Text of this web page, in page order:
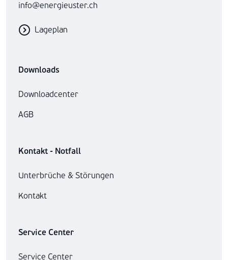
info@energieuster.ch
Lageplan
Downloads
Downloadcenter
AGB
Kontakt - Notfall
Unterbrüche & Störungen
Kontakt
Service Center
Service Center